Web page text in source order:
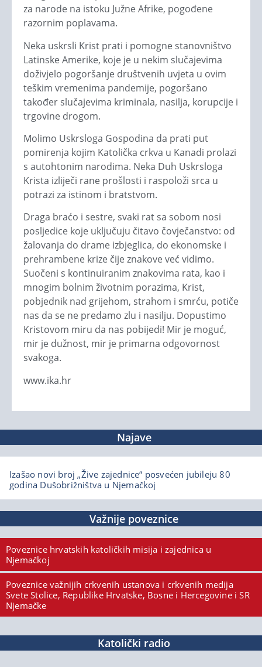
za narode na istoku Južne Afrike, pogođene
razornim poplavama.
Neka uskrsli Krist prati i pomogne stanovništvo
Latinske Amerike, koje je u nekim slučajevima
doživjelo pogoršanje društvenih uvjeta u ovim
teškim vremenima pandemije, pogoršano
također slučajevima kriminala, nasilja, korupcije i
trgovine drogom.
Molimo Uskrsloga Gospodina da prati put
pomirenja kojim Katolička crkva u Kanadi prolazi
s autohtonim narodima. Neka Duh Uskrsloga
Krista izliječi rane prošlosti i raspoloži srca u
potrazi za istinom i bratstvom.
Draga braćo i sestre, svaki rat sa sobom nosi
posljedice koje uključuju čitavo čovječanstvo: od
žalovanja do drame izbjeglica, do ekonomske i
prehrambene krize čije znakove već vidimo.
Suočeni s kontinuiranim znakovima rata, kao i
mnogim bolnim životnim porazima, Krist,
pobjednik nad grijehom, strahom i smrću, potiče
nas da se ne predamo zlu i nasilju. Dopustimo
Kristovom miru da nas pobijedi! Mir je moguć,
mir je dužnost, mir je primarna odgovornost
svakoga.
www.ika.hr
Najave
Izašao novi broj „Žive zajednice“ posvećen jubileju 80
godina Dušobrižništva u Njemačkoj
Važnije poveznice
Poveznice hrvatskih katoličkih misija i zajednica u
Njemačkoj
Poveznice važnijih crkvenih ustanova i crkvenih medija
Svete Stolice, Republike Hrvatske, Bosne i Hercegovine i SR
Njemačke
Katolički radio